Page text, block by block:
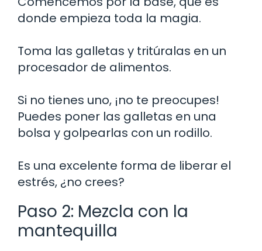
donde empieza toda la magia.
Toma las galletas y tritúralas en un
procesador de alimentos.
Si no tienes uno, ¡no te preocupes!
Puedes poner las galletas en una
bolsa y golpearlas con un rodillo.
Es una excelente forma de liberar el
estrés, ¿no crees?
Paso 2: Mezcla con la
mantequilla